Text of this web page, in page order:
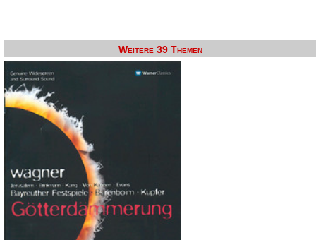
Weitere 39 Themen